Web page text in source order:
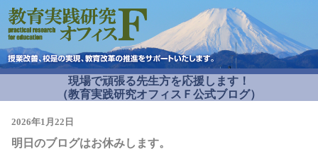
現場で頑張る先生方を応援します！
（教育実践研究オフィスＦ公式ブログ）
2026年1月22日
明日のブログはお休みします。